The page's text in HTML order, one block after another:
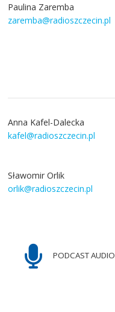
Paulina Zaremba
zaremba@radioszczecin.pl
Anna Kafel-Dalecka
kafel@radioszczecin.pl
Sławomir Orlik
orlik@radioszczecin.pl
PODCAST AUDIO